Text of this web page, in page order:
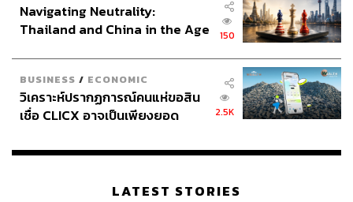
Navigating Neutrality:
Thailand and China in the Age
150
BUSINESS / ECONOMIC
วิเคราะห์ปรากฏการณ์คนแห่ขอสิน
เชื่อ CLICX อาจเป็นเพียงยอด
เรือนไทยที่ถูกซุกไว้
2.5K
LATEST STORIES